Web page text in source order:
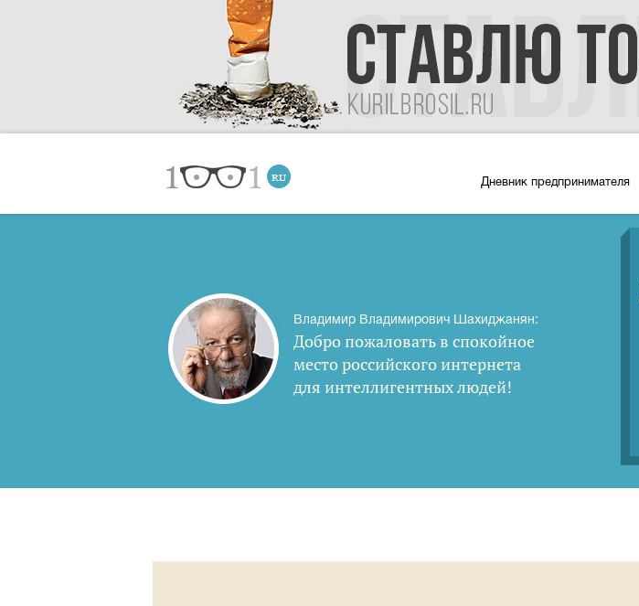
Дневник предпринимателя
Владимир Владимирович Шахиджанян:
Добро пожаловать в спокойное
место российского интернета
для интеллигентных людей!